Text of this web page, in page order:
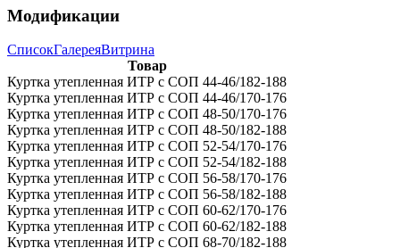
Модификации
СписокГалереяВитрина
Товар
Куртка утепленная ИТР c СОП 44-46/182-188
Куртка утепленная ИТР c СОП 44-46/170-176
Куртка утепленная ИТР c СОП 48-50/170-176
Куртка утепленная ИТР c СОП 48-50/182-188
Куртка утепленная ИТР c СОП 52-54/170-176
Куртка утепленная ИТР c СОП 52-54/182-188
Куртка утепленная ИТР c СОП 56-58/170-176
Куртка утепленная ИТР c СОП 56-58/182-188
Куртка утепленная ИТР c СОП 60-62/170-176
Куртка утепленная ИТР c СОП 60-62/182-188
Куртка утепленная ИТР c СОП 68-70/182-188